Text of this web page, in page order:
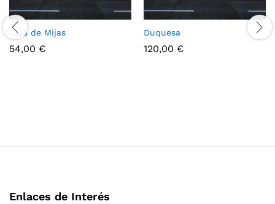
Cala de Mijas
54,00 €
Duquesa
120,00 €
Enlaces de Interés